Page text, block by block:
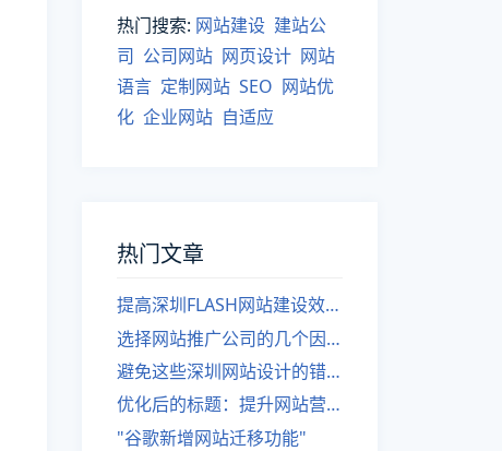
热门搜索: 网站建设 建站公
司 公司网站 网页设计 网站
语言 定制网站 SEO 网站优
化 企业网站 自适应
热门文章
提高深圳FLASH网站建设效率的建议
选择网站推广公司的几个因素
避免这些深圳网站设计的错误
优化后的标题：提升网站营销绩效的策略
"谷歌新增网站迁移功能"